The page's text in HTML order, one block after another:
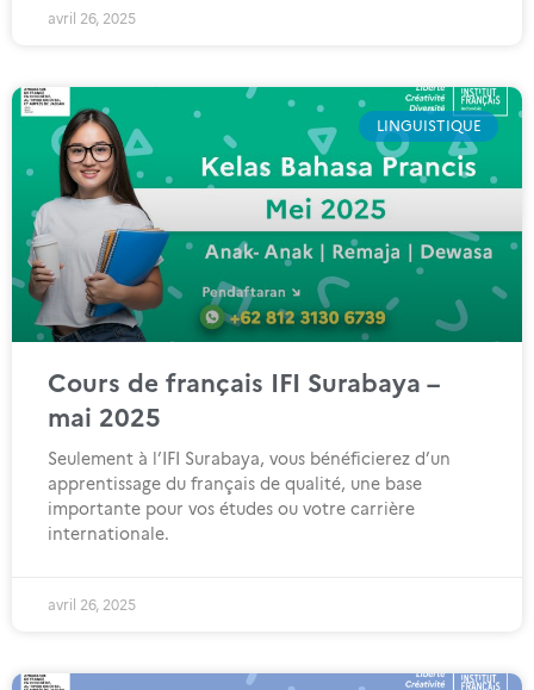
avril 26, 2025
LINGUISTIQUE
Cours de français IFI Surabaya –
mai 2025
Seulement à l’IFI Surabaya, vous bénéficierez d’un
apprentissage du français de qualité, une base
importante pour vos études ou votre carrière
internationale.
avril 26, 2025